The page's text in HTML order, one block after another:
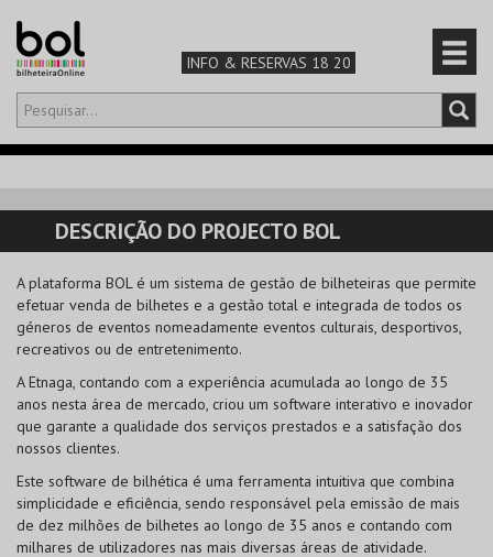
INFO & RESERVAS 18 20
Olá,iniciar sessão
CARRINHO
TEATRO & ARTE
MÚSICA & FESTIVAIS
FAMÍLIA
DESPORTO & AVENTURA
DESCRIÇÃO DO PROJECTO BOL
A plataforma BOL é um sistema de gestão de bilheteiras que permite
efetuar venda de bilhetes e a gestão total e integrada de todos os
géneros de eventos nomeadamente eventos culturais, desportivos,
recreativos ou de entretenimento.
A Etnaga, contando com a experiência acumulada ao longo de 35
anos nesta área de mercado, criou um software interativo e inovador
que garante a qualidade dos serviços prestados e a satisfação dos
nossos clientes.
Este software de bilhética é uma ferramenta intuitiva que combina
simplicidade e eficiência, sendo responsável pela emissão de mais
de dez milhões de bilhetes ao longo de 35 anos e contando com
milhares de utilizadores nas mais diversas áreas de atividade.